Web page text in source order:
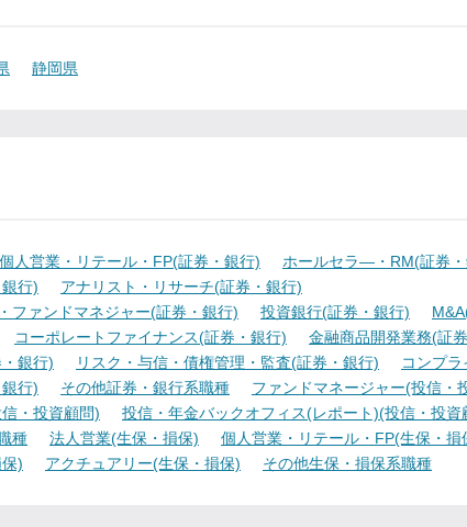
静岡県
個人営業・リテール・FP(証券・銀行)
ホールセラ―・RM(証券
行)
アナリスト・リサーチ(証券・銀行)
ファンドマネジャー(証券・銀行)
投資銀行(証券・銀行)
コーポレートファイナンス(証券・銀行)
金融商品開発業務(証
銀行)
リスク・与信・債権管理・監査(証券・銀行)
コンプ
行)
その他証券・銀行系職種
ファンドマネージャー(投信・
・投資顧問)
投信・年金バックオフィス(レポート)(投信・投資
種
法人営業(生保・損保)
個人営業・リテール・FP(生保・損
)
アクチュアリー(生保・損保) その他生保・損保系職種